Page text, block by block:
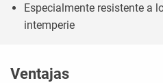
Especialmente resistente a
intemperie
Ventajas